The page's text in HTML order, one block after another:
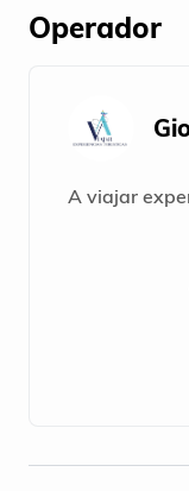
Operador
A viajar